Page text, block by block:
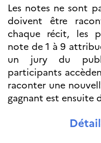
Les notes ne sont
doivent être
chaque récit, les
note de 1 à 9
un jury du
participants
raconter une
gagnant est ensuite